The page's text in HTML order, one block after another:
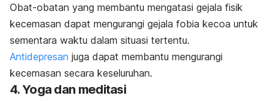
Obat-obatan yang membantu mengatasi gejala fisik
kecemasan dapat mengurangi gejala fobia kecoa untuk
sementara waktu dalam situasi tertentu.
Antidepresan juga dapat membantu mengurangi
kecemasan secara keseluruhan.
4. Yoga dan meditasi